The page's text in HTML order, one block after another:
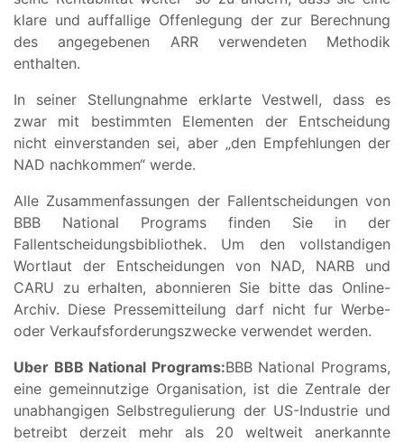
klare und auffallige Offenlegung der zur Berechnung
des angegebenen ARR verwendeten Methodik
enthalten.
In seiner Stellungnahme erklarte Vestwell, dass es
zwar mit bestimmten Elementen der Entscheidung
nicht einverstanden sei, aber „den Empfehlungen der
NAD nachkommen“ werde.
Alle Zusammenfassungen der Fallentscheidungen von
BBB National Programs finden Sie in der
Fallentscheidungsbibliothek. Um den vollstandigen
Wortlaut der Entscheidungen von NAD, NARB und
CARU zu erhalten, abonnieren Sie bitte das Online-
Archiv. Diese Pressemitteilung darf nicht fur Werbe-
oder Verkaufsforderungszwecke verwendet werden.
Uber BBB National Programs:BBB National Programs,
eine gemeinnutzige Organisation, ist die Zentrale der
unabhangigen Selbstregulierung der US-Industrie und
betreibt derzeit mehr als 20 weltweit anerkannte